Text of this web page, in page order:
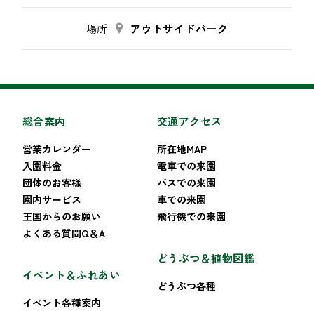
場所 アウトサイドパーク
総合案内
営業カレンダー
入園料金
団体のお客様
園内サービス
王国からのお願い
よくある質問Q＆A
イベント＆ふれあい
イベント各種案内
交通アクセス
所在地MAP
電車での来園
バスでの来園
車での来園
飛行機での来園
どうぶつ＆植物図鑑
どうぶつ各種